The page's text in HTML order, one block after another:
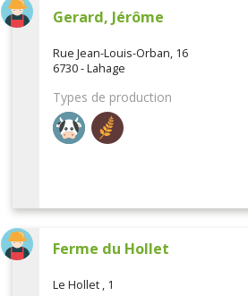
Gerard, Jérôme
Rue Jean-Louis-Orban, 16
6730 - Lahage
Types de production
Ferme du Hollet
Le Hollet , 1